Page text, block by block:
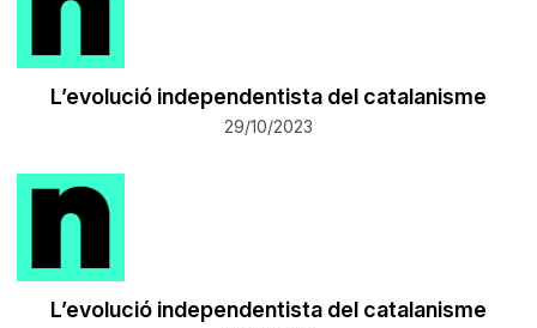
L’evolució independentista del catalanisme
29/10/2023
L’evolució independentista del catalanisme